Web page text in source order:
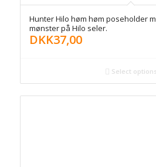
Hunter Hilo høm høm poseholder
mønster på Hilo seler.
DKK37,00
Select options